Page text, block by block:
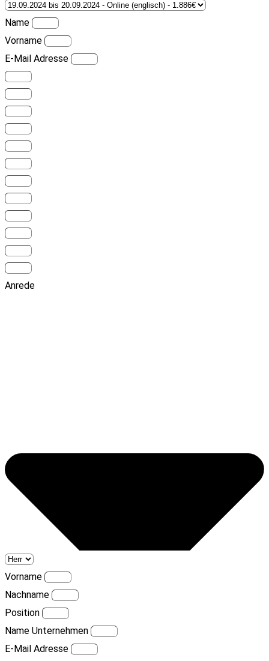
Name
Vorname
E-Mail Adresse
Anrede
Vorname
Nachname
Position
Name Unternehmen
E-Mail Adresse